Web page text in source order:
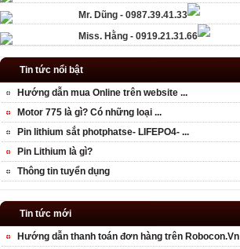
Mr. Dũng - 0987.39.41.33
Miss. Hằng - 0919.21.31.66
Tin tức nổi bật
Hướng dẫn mua Online trên website ...
Motor 775 là gì? Có những loại ...
Pin lithium sắt photphatse- LIFEPO4- ...
Pin Lithium là gì?
Thông tin tuyển dụng
Tin tức mới
Hướng dẫn thanh toán đơn hàng trên Robocon.Vn